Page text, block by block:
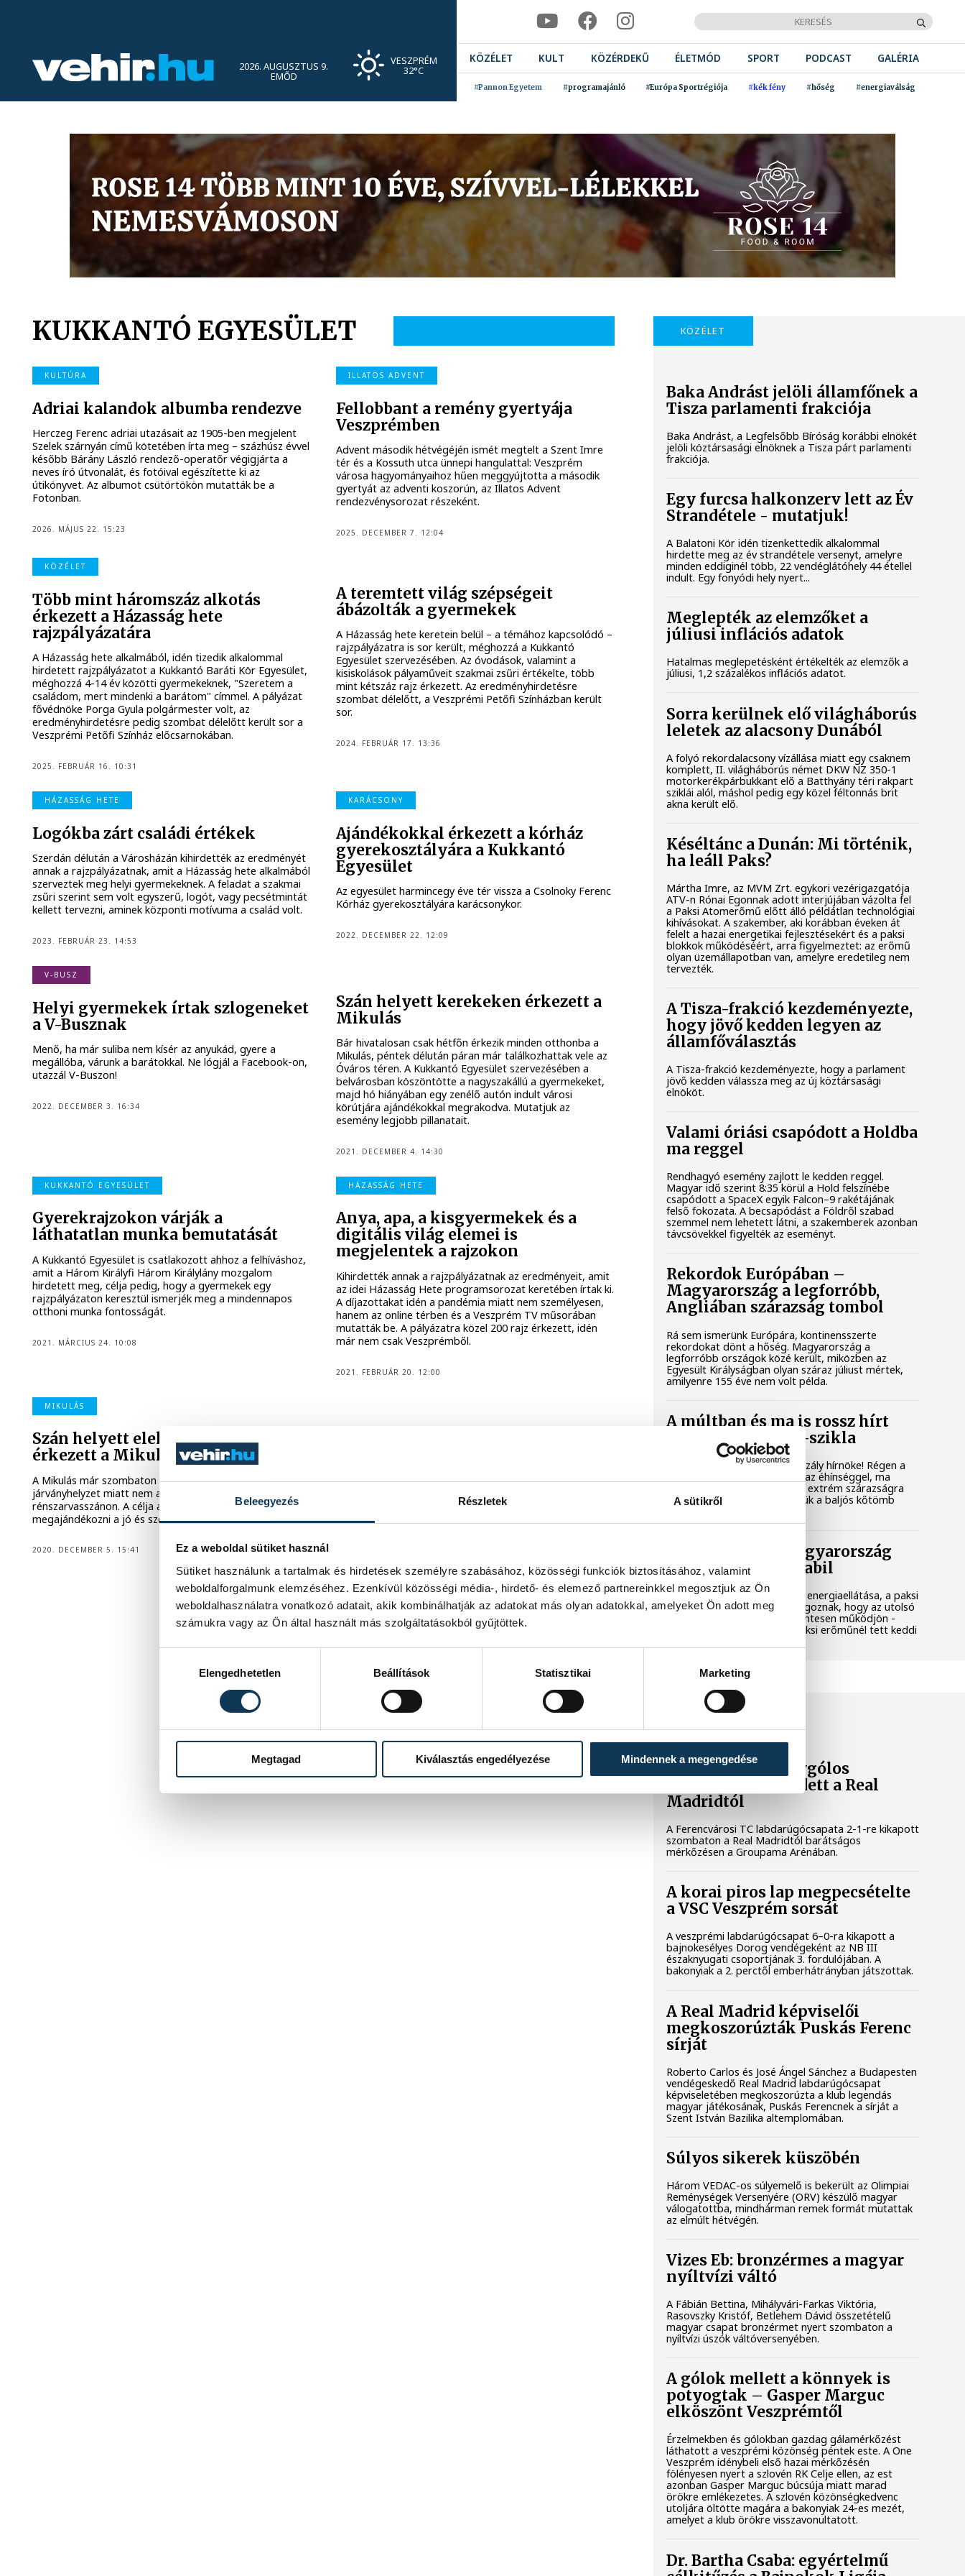
Beleegyezés Részletek A sütikről
Ez a weboldal sütiket használ
Sütiket használunk a tartalmak és hirdetések személyre szabásához, közösségi funkciók biztosításához, valamint
weboldalforgalmunk elemzéséhez. Ezenkívül közösségi média-, hirdető- és elemező partnereinkkel megosztjuk az Ön
weboldalhasználatra vonatkozó adatait, akik kombinálhatják az adatokat más olyan adatokkal, amelyeket Ön adott meg
számukra vagy az Ön által használt más szolgáltatásokból gyűjtöttek.
Elengedhetetlen
Beállítások Statisztikai Marketing
Megtagad Kiválasztás engedélyezése Mindennek a megengedése
2026. AUGUSZTUS 9.
EMŐD
VESZPRÉM
32°C
KÖZÉLET KULT KÖZÉRDEKŰ ÉLETMÓD SPORT PODCAST GALÉRIA
#Pannon Egyetem #programajánló #Európa Sportrégiója #kék fény #hőség #energiaválság
KUKKANTÓ EGYESÜLET
KULTÚRA
Adriai kalandok albumba rendezve
Herczeg Ferenc adriai utazásait az 1905-ben megjelent
Szelek szárnyán című kötetében írta meg – százhúsz évvel
később Bárány László rendező-operatőr végigjárta a
neves író útvonalát, és fotóival egészítette ki az
útikönyvet. Az albumot csütörtökön mutatták be a
Fotonban.
2026. MÁJUS 22. 15:23
ILLATOS ADVENT
Fellobbant a remény gyertyája
Veszprémben
Advent második hétvégéjén ismét megtelt a Szent Imre
tér és a Kossuth utca ünnepi hangulattal: Veszprém
városa hagyományaihoz hűen meggyújtotta a második
gyertyát az adventi koszorún, az Illatos Advent
rendezvénysorozat részeként.
2025. DECEMBER 7. 12:04
KÖZÉLET
Több mint háromszáz alkotás
érkezett a Házasság hete
rajzpályázatára
A Házasság hete alkalmából, idén tizedik alkalommal
hirdetett rajzpályázatot a Kukkantó Baráti Kör Egyesület,
méghozzá 4-14 év közötti gyermekeknek, "Szeretem a
családom, mert mindenki a barátom" címmel. A pályázat
fővédnöke Porga Gyula polgármester volt, az
eredményhirdetésre pedig szombat délelőtt került sor a
Veszprémi Petőfi Színház előcsarnokában.
2025. FEBRUÁR 16. 10:31
A teremtett világ szépségeit
ábázolták a gyermekek
A Házasság hete keretein belül – a témához kapcsolódó –
rajzpályázatra is sor került, méghozzá a Kukkantó
Egyesület szervezésében. Az óvodások, valamint a
kisiskolások pályaműveit szakmai zsűri értékelte, több
mint kétszáz rajz érkezett. Az eredményhirdetésre
szombat délelőtt, a Veszprémi Petőfi Színházban került
sor.
2024. FEBRUÁR 17. 13:36
HÁZASSÁG HETE
Logókba zárt családi értékek
Szerdán délután a Városházán kihirdették az eredményét
annak a rajzpályázatnak, amit a Házasság hete alkalmából
szerveztek meg helyi gyermekeknek. A feladat a szakmai
zsűri szerint sem volt egyszerű, logót, vagy pecsétmintát
kellett tervezni, aminek központi motívuma a család volt.
2023. FEBRUÁR 23. 14:53
KARÁCSONY
Ajándékokkal érkezett a kórház
gyerekosztályára a Kukkantó
Egyesület
Az egyesület harmincegy éve tér vissza a Csolnoky Ferenc
Kórház gyerekosztályára karácsonykor.
2022. DECEMBER 22. 12:09
V-BUSZ
Helyi gyermekek írtak szlogeneket
a V-Busznak
Menő, ha már suliba nem kísér az anyukád, gyere a
megállóba, várunk a barátokkal. Ne lógjál a Facebook-on,
utazzál V-Buszon!
2022. DECEMBER 3. 16:34
Szán helyett kerekeken érkezett a
Mikulás
Bár hivatalosan csak hétfőn érkezik minden otthonba a
Mikulás, péntek délután páran már találkozhattak vele az
Óváros téren. A Kukkantó Egyesület szervezésében a
belvárosban köszöntötte a nagyszakállú a gyermekeket,
majd hó hiányában egy zenélő autón indult városi
körútjára ajándékokkal megrakodva. Mutatjuk az
esemény legjobb pillanatait.
2021. DECEMBER 4. 14:30
KUKKANTÓ EGYESÜLET
Gyerekrajzokon várják a
láthatatlan munka bemutatását
A Kukkantó Egyesület is csatlakozott ahhoz a felhíváshoz,
amit a Három Királyfi Három Királylány mozgalom
hirdetett meg, célja pedig, hogy a gyermekek egy
rajzpályázaton keresztül ismerjék meg a mindennapos
otthoni munka fontosságát.
2021. MÁRCIUS 24. 10:08
HÁZASSÁG HETE
Anya, apa, a kisgyermekek és a
digitális világ elemei is
megjelentek a rajzokon
Kihirdették annak a rajzpályázatnak az eredményeit, amit
az idei Házasság Hete programsorozat keretében írtak ki.
A díjazottakat idén a pandémia miatt nem személyesen,
hanem az online térben és a Veszprém TV műsorában
mutatták be. A pályázatra közel 200 rajz érkezett, idén
már nem csak Veszprémből.
2021. FEBRUÁR 20. 12:00
MIKULÁS
Szán helyett elektromos autóval
érkezett a Mikulás Veszprémbe
A Mikulás már szombaton megjelent Veszprémben, igaz a
járványhelyzet miatt nem a megszokott
rénszarvasszánon. A célja azonban így sem változott:
megajándékozni a jó és szemfüles kisgyermekeket.
2020. DECEMBER 5. 15:41
KÖZÉLET
Baka Andrást jelöli államfőnek a
Tisza parlamenti frakciója
Baka Andrást, a Legfelsőbb Bíróság korábbi elnökét
jelöli köztársasági elnöknek a Tisza párt parlamenti
frakciója.
Egy furcsa halkonzerv lett az Év
Strandétele - mutatjuk!
A Balatoni Kör idén tizenkettedik alkalommal
hirdette meg az év strandétele versenyt, amelyre
minden eddiginél több, 22 vendéglátóhely 44 étellel
indult. Egy fonyódi hely nyert...
Meglepték az elemzőket a
júliusi inflációs adatok
Hatalmas meglepetésként értékelték az elemzők a
júliusi, 1,2 százalékos inflációs adatot.
Sorra kerülnek elő világháborús
leletek az alacsony Dunából
A folyó rekordalacsony vízállása miatt egy csaknem
komplett, II. világháborús német DKW NZ 350-1
motorkerékpárbukkant elő a Batthyány téri rakpart
sziklái alól, máshol pedig egy közel féltonnás brit
akna került elő.
Késéltánc a Dunán: Mi történik,
ha leáll Paks?
Mártha Imre, az MVM Zrt. egykori vezérigazgatója
ATV-n Rónai Egonnak adott interjújában vázolta fel
a Paksi Atomerőmű előtt álló példátlan technológiai
kihívásokat. A szakember, aki korábban éveken át
felelt a hazai energetikai fejlesztésekért és a paksi
blokkok működéséért, arra figyelmeztet: az erőmű
olyan üzemállapotban van, amelyre eredetileg nem
tervezték.
A Tisza-frakció kezdeményezte,
hogy jövő kedden legyen az
államfőválasztás
A Tisza-frakció kezdeményezte, hogy a parlament
jövő kedden válassza meg az új köztársasági
elnököt.
Valami óriási csapódott a Holdba
ma reggel
Rendhagyó esemény zajlott le kedden reggel.
Magyar idő szerint 8:35 körül a Hold felszínébe
csapódott a SpaceX egyik Falcon–9 rakétájának
felső fokozata. A becsapódást a Földről szabad
szemmel nem lehetett látni, a szakemberek azonban
távcsövekkel figyelték az eseményt.
Rekordok Európában –
Magyarország a legforróbb,
Angliában szárazság tombol
Rá sem ismerünk Európára, kontinensszerte
rekordokat dönt a hőség. Magyarország a
legforróbb országok közé került, miközben az
Egyesült Királyságban olyan száraz júliust mértek,
amilyenre 155 éve nem volt példa.
A múltban és ma is rossz hírt
hoz a dunai Ínség-szikla
Újra kilátszik a Dunából az aszály hírnöke! Régen a
felbukkanása egyet jelentett az éhínséggel, ma
pedig a klímaváltozás okozta extrém szárazságra
hívja fel a figyelmet. Elmeséljük a baljós kőtömb
Magyar Péter: Magyarország
energiaellátása stabil
Jelenleg stabil Magyarország energiaellátása, a paksi
erőmű munkatársai azon dolgoznak, hogy az utolsó
még termelő turbina hibamentesen működjön -
közölte a miniszterelnök a paksi erőműnél tett keddi
SPORT
A Ferencváros egygólos
vereséget szenvedett a Real
Madridtól
A Ferencvárosi TC labdarúgócsapata 2-1-re kikapott
szombaton a Real Madridtól barátságos
mérkőzésen a Groupama Arénában.
A korai piros lap megpecsételte
a VSC Veszprém sorsát
A veszprémi labdarúgócsapat 6–0-ra kikapott a
bajnokesélyes Dorog vendégeként az NB III
északnyugati csoportjának 3. fordulójában. A
bakonyiak a 2. perctől emberhátrányban játszottak.
A Real Madrid képviselői
megkoszorúzták Puskás Ferenc
sírját
Roberto Carlos és José Ángel Sánchez a Budapesten
vendégeskedő Real Madrid labdarúgócsapat
képviseletében megkoszorúzta a klub legendás
magyar játékosának, Puskás Ferencnek a sírját a
Szent István Bazilika altemplomában.
Súlyos sikerek küszöbén
Három VEDAC-os súlyemelő is bekerült az Olimpiai
Reménységek Versenyére (ORV) készülő magyar
válogatottba, mindhárman remek formát mutattak
az elmúlt hétvégén.
Vizes Eb: bronzérmes a magyar
nyíltvízi váltó
A Fábián Bettina, Mihályvári-Farkas Viktória,
Rasovszky Kristóf, Betlehem Dávid összetételű
magyar csapat bronzérmet nyert szombaton a
nyíltvízi úszók váltóversenyében.
A gólok mellett a könnyek is
potyogtak – Gasper Marguc
elköszönt Veszprémtől
Érzelmekben és gólokban gazdag gálamérkőzést
láthatott a veszprémi közönség péntek este. A One
Veszprém idénybeli első hazai mérkőzésén
fölényesen nyert a szlovén RK Celje ellen, az est
azonban Gasper Marguc búcsúja miatt marad
örökre emlékezetes. A szlovén közönségkedvenc
utoljára öltötte magára a bakonyiak 24-es mezét,
amelyet a klub örökre visszavonultatott.
Dr. Bartha Csaba: egyértelmű